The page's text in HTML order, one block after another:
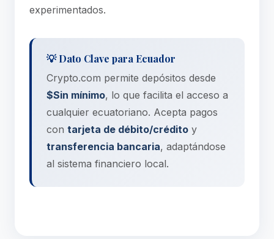
experimentados.
💡 Dato Clave para Ecuador
Crypto.com permite depósitos desde
$Sin mínimo, lo que facilita el acceso a
cualquier ecuatoriano. Acepta pagos
con tarjeta de débito/crédito y
transferencia bancaria, adaptándose
al sistema financiero local.